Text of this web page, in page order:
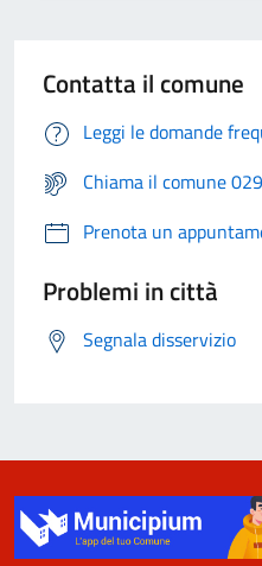
Contatta il comune
Leggi le domande
Chiama il comune
Prenota un
Problemi in città
Segnala disservizio